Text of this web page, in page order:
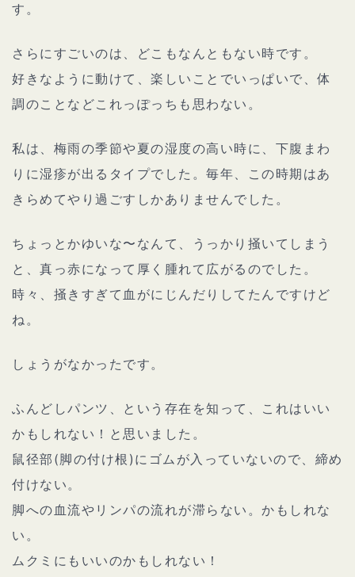
す。
さらにすごいのは、どこもなんともない時です。
好きなように動けて、楽しいことでいっぱいで、体
調のことなどこれっぽっちも思わない。
私は、梅雨の季節や夏の湿度の高い時に、下腹まわ
りに湿疹が出るタイプでした。毎年、この時期はあ
きらめてやり過ごすしかありませんでした。
ちょっとかゆいな〜なんて、うっかり掻いてしまう
と、真っ赤になって厚く腫れて広がるのでした。
時々、掻きすぎて血がにじんだりしてたんですけど
ね。
しょうがなかったです。
ふんどしパンツ、という存在を知って、これはいい
かもしれない！と思いました。
鼠径部(脚の付け根)にゴムが入っていないので、締め
付けない。
脚への血流やリンパの流れが滞らない。かもしれな
い。
ムクミにもいいのかもしれない！